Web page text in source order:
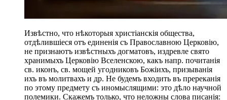
Извѣстно, что нѣкоторыя христіанскія общества,
отдѣлившіеся отъ единенія съ Православною Церковію,
не признаютъ извѣстныхъ догматовъ, издревле свято
хранимыхъ Церковію Вселенскою, какъ напр. почитанія
св. иконъ, св. мощей угодниковъ Божіихъ, призыванія
ихъ въ молитвахъ и др. Не будемъ входить въ пререканія
по этому предмету съ иномыслящими: это дѣло научной
полемики. Скажемъ только, что неложны слова писанія: